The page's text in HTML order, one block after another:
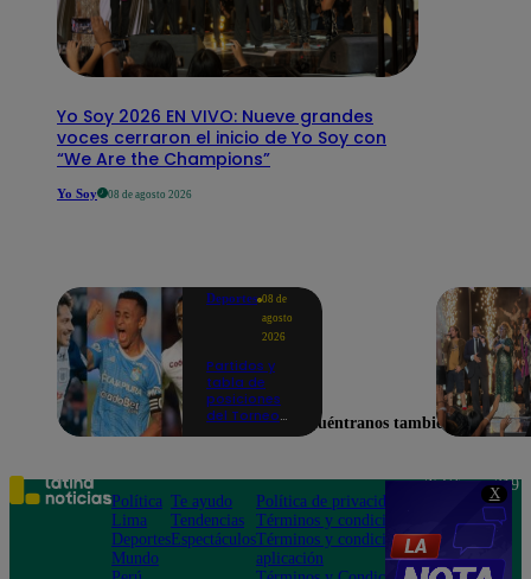
X
Yo Soy 2026 EN VIVO: Nueve grandes
voces cerraron el inicio de Yo Soy con
“We Are the Champions”
Yo Soy 08 de agosto 2026
Deportes 08 de
agosto
2026
Partidos y
tabla de
posiciones
del Torneo
en la fecha 4
Encuéntranos también en
Política
Lima
Deportes
Mundo
Te ayudo
Tendencias
Espectáculos
Política de privacidad
Términos y condiciones
Términos y condiciones
aplicación
Teléfono: 219
Av. San
Felipe 968
Jesús María